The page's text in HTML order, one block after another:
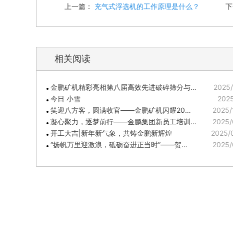
上一篇： 充气式浮选机的工作原理是什么？
相关阅读
金鹏矿机精彩亮相第八届高效先进破碎筛分与…
今日 小雪
笑迎八方客，圆满收官——金鹏矿机闪耀20…
凝心聚力，逐梦前行——金鹏集团新员工培训…
开工大吉|新年新气象，共铸金鹏新辉煌
2025/
“扬帆万里迎激浪，砥砺奋进正当时”——贺…